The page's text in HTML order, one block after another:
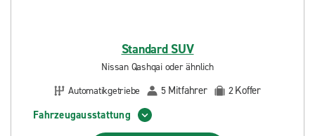
Standard SUV
Nissan Qashqai oder ähnlich
Automatikgetriebe
5 Mitfahrer 2Koffer
Fahrzeugausstattung